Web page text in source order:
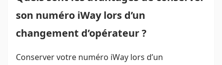
son numéro iWay lors d’un
changement d’opérateur ?
Conserver votre numéro iWay lors d’un